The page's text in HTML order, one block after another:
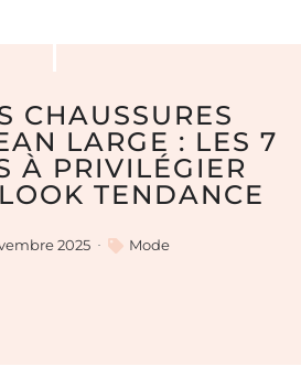
CHAUSSURES
LARGE : LES 7
À PRIVILÉGIER
TENDANCE
2025 Mode